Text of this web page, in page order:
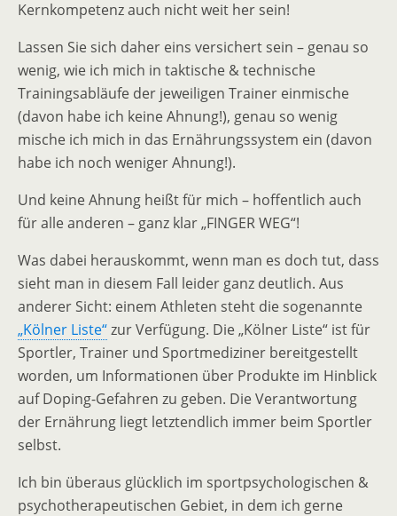
Kernkompetenz auch nicht weit her sein!
Lassen Sie sich daher eins versichert sein – genau so
wenig, wie ich mich in taktische & technische
Trainingsabläufe der jeweiligen Trainer einmische
(davon habe ich keine Ahnung!), genau so wenig
mische ich mich in das Ernährungssystem ein (davon
habe ich noch weniger Ahnung!).
Und keine Ahnung heißt für mich – hoffentlich auch
für alle anderen – ganz klar „FINGER WEG“!
Was dabei herauskommt, wenn man es doch tut, dass
sieht man in diesem Fall leider ganz deutlich. Aus
anderer Sicht: einem Athleten steht die sogenannte
„Kölner Liste“zur Verfügung. Die „Kölner Liste“ ist für
Sportler, Trainer und Sportmediziner bereitgestellt
worden, um Informationen über Produkte im Hinblick
auf Doping-Gefahren zu geben. Die Verantwortung
der Ernährung liegt letztendlich immer beim Sportler
selbst.
Ich bin überaus glücklich im sportpsychologischen &
psychotherapeutischen Gebiet, in dem ich gerne